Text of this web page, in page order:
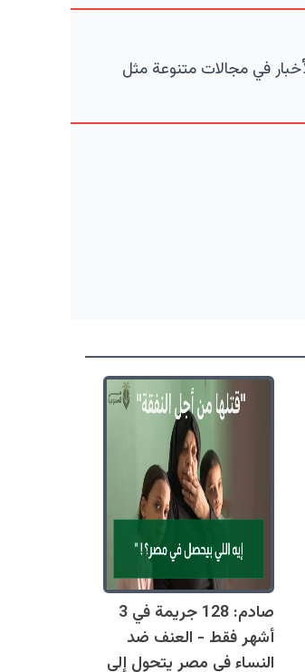
في مجالات متنوعة مثل
صادم: 128 جريمة في 3
أشهر فقط - العنف ضد
النساء في مصر يتحول إلى